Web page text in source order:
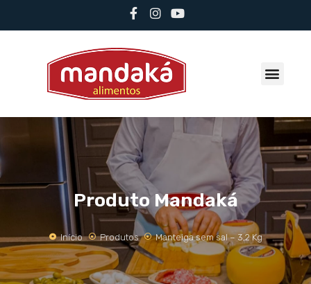
Produto Mandaká
Início Produtos Manteiga sem sal – 3,2 Kg